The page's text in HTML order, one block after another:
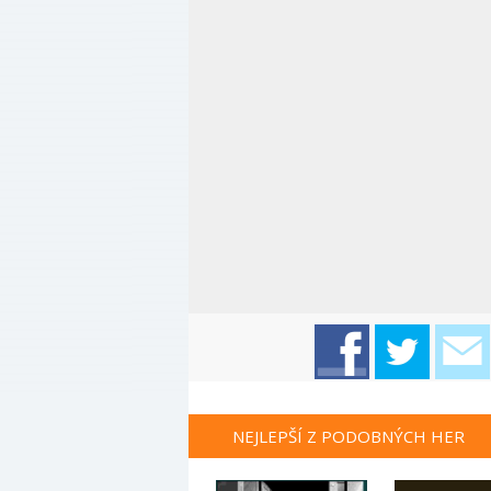
NEJLEPŠÍ Z PODOBNÝCH HER